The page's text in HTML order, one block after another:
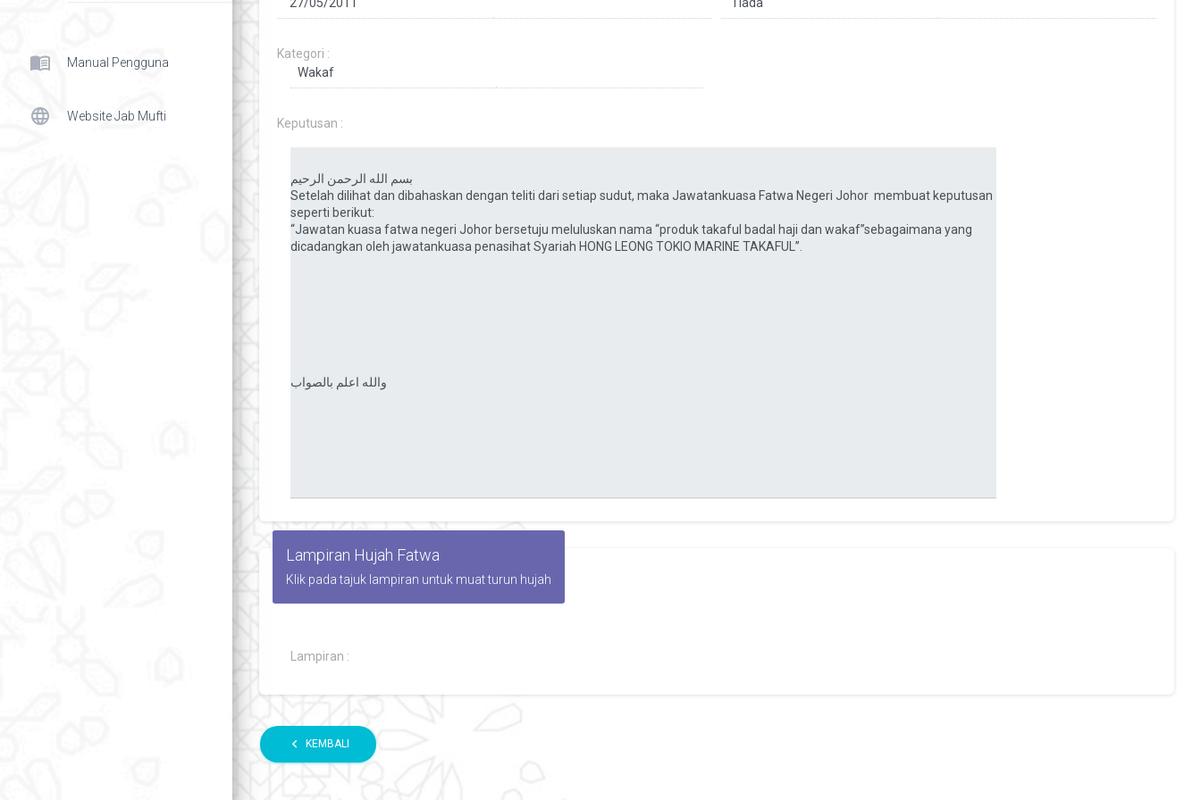
menu_book Manual Pengguna
language Website Jab Mufti
Kategori :
Keputusan :
Lampiran Hujah Fatwa
Klik pada tajuk lampiran untuk muat turun hujah
Lampiran :
chevron_left KEMBALI